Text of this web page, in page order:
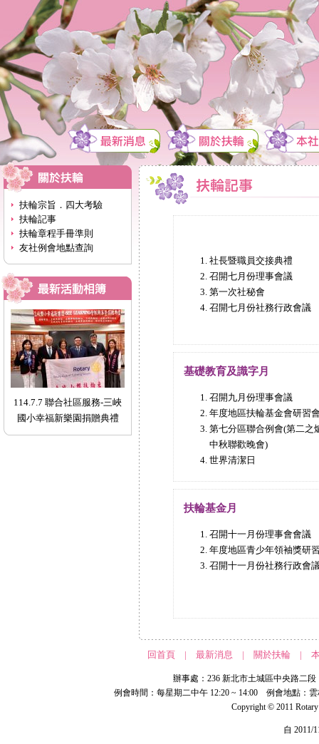
扶輪宗旨．四大考驗
扶輪記事
扶輪章程手冊準則
友社例會地點查詢
114.7.7 聯合社區服務-三峽
國小幸福新樂園捐贈典禮
社長暨職員交接典禮
召開七月份理事會議
第一次社秘會
召開七月份社務行政會議
基礎教育及識字月
召開九月份理事會議
年度地區扶輪基金會研習
第七分區聯合例會(第二之
中秋聯歡晚會)
世界清潔日
扶輪基金月
召開十一月份理事會會議
年度地區青少年領袖獎研
召開十一月份社務行政會
回首頁 | 最新消息 | 關於扶輪 |
辦事處：236 新北市土城區中央路二
例會時間：每星期二中午 12:20 ~ 14:00 例會地點：
Copyright © 2011
自 2011/